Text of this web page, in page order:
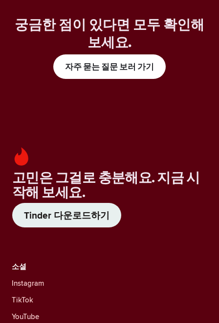
궁금한 점이 있다면 모두 확인해
보세요.
자주 묻는 질문 보러 가기
고민은 그걸로 충분해요. 지금 시
작해 보세요.
Tinder 다운로드하기
소셜
Instagram
TikTok
YouTube